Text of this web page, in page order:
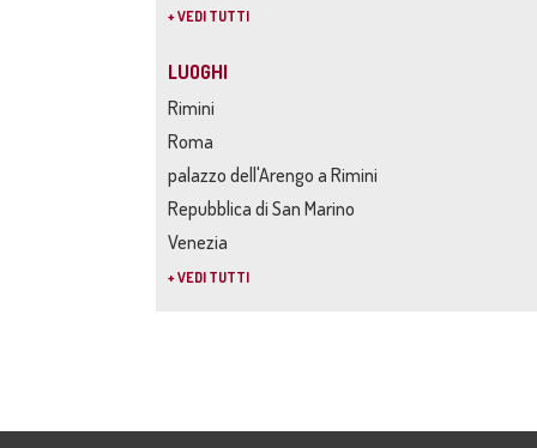
+ VEDI TUTTI
LUOGHI
Rimini
Roma
palazzo dell'Arengo a Rimini
Repubblica di San Marino
Venezia
+ VEDI TUTTI